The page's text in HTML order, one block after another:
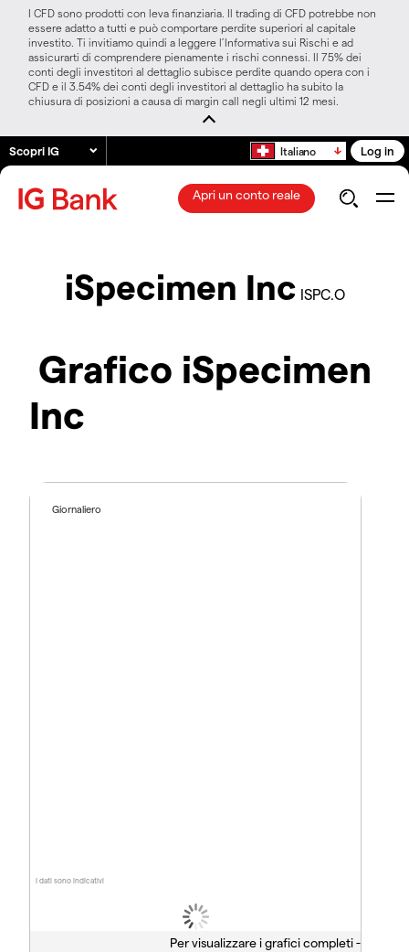
I CFD sono prodotti con leva finanziaria. Il trading di CFD potrebbe non
essere adatto a tutti e può comportare perdite superiori al capitale
investito. Ti invitiamo quindi a leggere l’Informativa sui Rischi e ad
assicurarti di comprendere pienamente i rischi connessi. Il 75% dei
conti degli investitori al dettaglio subisce perdite quando opera con i
CFD e il 3.54% dei conti degli investitori al dettaglio ha subito la
chiusura di posizioni a causa di margin call negli ultimi 12 mesi.
Scopri IG Italiano Log in
Apri un conto reale
iSpecimen Inc ISPC.O
Grafico iSpecimen
Inc
I dati sono indicativi
Giornaliero
Per visualizzare i grafici completi -